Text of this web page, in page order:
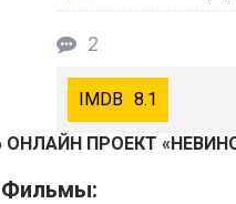
2
8.1
ОНЛАЙН ПРОЕКТ
Фильмы: